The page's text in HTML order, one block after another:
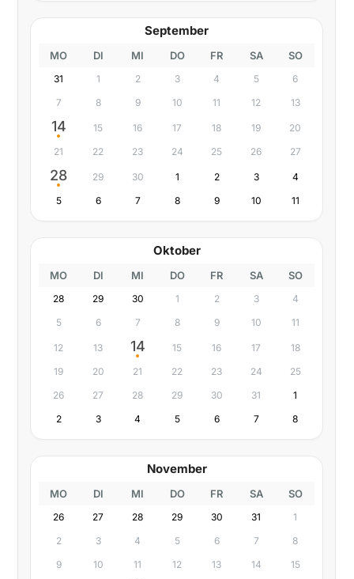
September
MO DI MI DO FR SA SO
31 1 2 3 4 5
6
7
8 9 10 11 12 13
14 15 16 17 18 19
20
21
22 23 24 25 26 27
28 29 30 1 2 3
4
5
6 7 8 9 10 11
Oktober
MO DI MI DO FR SA SO
28 29 30 1 2 3
4
5
6 7 8 9 10 11
12 13 14 15 16 17
18
19
20 21 22 23 24
25
26
27 28 29 30 31
1
2
3 4 5 6 7 8
November
MO DI MI DO FR SA SO
26 27 28 29 30 31
1
2
3 4 5 6 7
8
9
10 11 12 13 14 15